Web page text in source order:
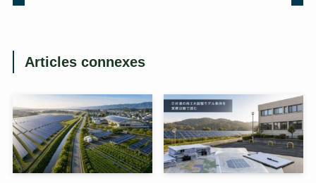
Articles connexes